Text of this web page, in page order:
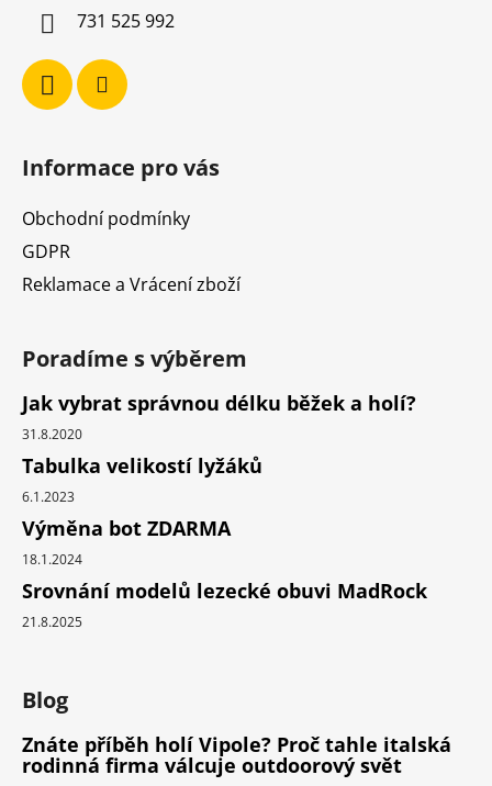
731 525 992
Informace pro vás
Obchodní podmínky
GDPR
Reklamace a Vrácení zboží
Poradíme s výběrem
Jak vybrat správnou délku běžek a holí?
31.8.2020
Tabulka velikostí lyžáků
6.1.2023
Výměna bot ZDARMA
18.1.2024
Srovnání modelů lezecké obuvi MadRock
21.8.2025
Blog
Znáte příběh holí Vipole? Proč tahle italská
rodinná firma válcuje outdoorový svět